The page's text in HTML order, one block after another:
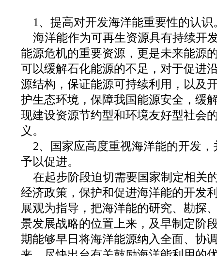
1、提高对开发海洋能重要性的认识
海洋能作为可再生资源具有持续开
能源危机的重要资源，更是未来能源
可以缓解石化能源的不足，对于促进
源结构，保证能源可持续利用，以及
护生态环境，保障我国能源安全，缓
现建设资源节约型和环境友好型社会
义。
2、国家应高度重视海洋能的开发
予以促进。
在起步阶段迫切需要国家制定相关
经济政策，保护和促进海洋能的开发
展观为指导，把海洋能的研究、勘探
景发展战略的位置上来，及早制定阶
期能够早日将海洋能源纳入全面、协